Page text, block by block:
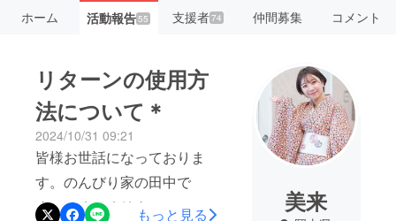
ホーム 活動報告55 支援者74 仲間募集 コメント
リターンの使用方
法について＊
2024/10/31 09:21
皆様お世話になっておりま
す。のんびり家の田中で
す。そろそろリターンのお
もっと見る 美来